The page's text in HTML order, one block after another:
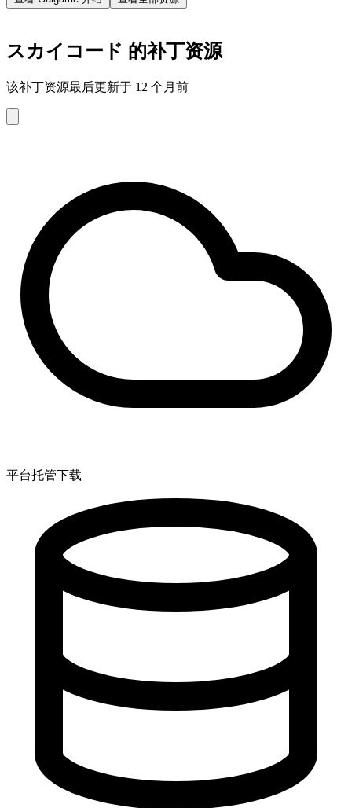
スカイコード 的补丁资源
该补丁资源最后更新于 12 个月前
平台托管下载